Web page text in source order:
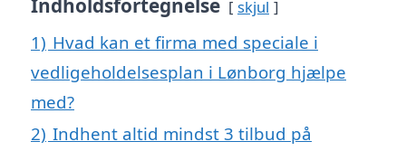
Indholdsfortegnelse skjul
1) Hvad kan et firma med speciale i
vedligeholdelsesplan i Lønborg hjælpe
med?
2) Indhent altid mindst 3 tilbud på